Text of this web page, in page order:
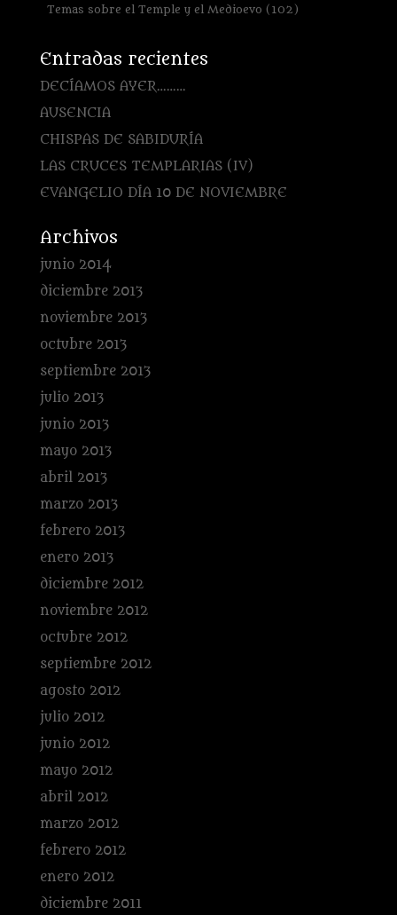
Temas sobre el Temple y el Medioevo (102)
Entradas recientes
DECÍAMOS AYER………
AUSENCIA
CHISPAS DE SABIDURÍA
LAS CRUCES TEMPLARIAS (IV)
EVANGELIO DÍA 10 DE NOVIEMBRE
Archivos
junio 2014
diciembre 2013
noviembre 2013
octubre 2013
septiembre 2013
julio 2013
junio 2013
mayo 2013
abril 2013
marzo 2013
febrero 2013
enero 2013
diciembre 2012
noviembre 2012
octubre 2012
septiembre 2012
agosto 2012
julio 2012
junio 2012
mayo 2012
abril 2012
marzo 2012
febrero 2012
enero 2012
diciembre 2011